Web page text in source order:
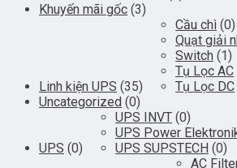
Khuyến mãi gốc (3)
Linh kiện UPS (35)
Cầu chì (0)
Quạt giải
Switch (1)
Tụ Lọc AC
Tụ Lọc DC
Uncategorized (0)
UPS (0)
UPS INVT (0)
UPS Power
UPS SUPSTECH (0)
AC